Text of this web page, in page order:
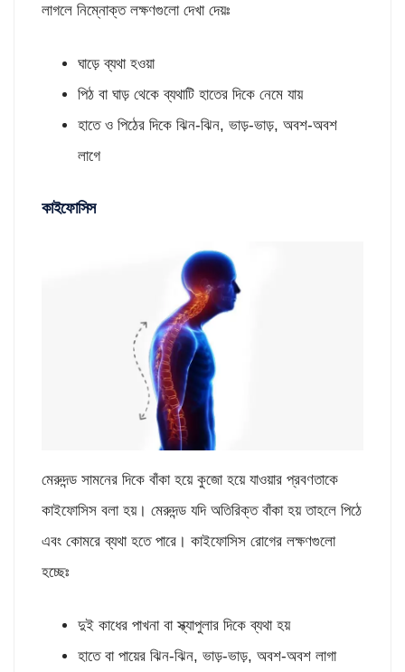
লাগলে নিম্নোক্ত লক্ষণগুলো দেখা দেয়ঃ
ঘাড়ে ব্যথা হওয়া
পিঠ বা ঘাড় থেকে ব্যথাটি হাতের দিকে নেমে যায়
হাতে ও পিঠের দিকে ঝিন-ঝিন, ভাড়-ভাড়, অবশ-অবশ
লাগে
কাইফোসিস
মেরুদন্ড সামনের দিকে বাঁকা হয়ে কুজো হয়ে যাওয়ার প্রবণতাকে
কাইফোসিস বলা হয়। মেরুদন্ড যদি অতিরিক্ত বাঁকা হয় তাহলে পিঠে
এবং কোমরে ব্যথা হতে পারে। কাইফোসিস রোগের লক্ষণগুলো
হচ্ছেঃ
দুই কাধের পাখনা বা স্ক্যাপুলার দিকে ব্যথা হয়
হাতে বা পায়ের ঝিন-ঝিন, ভাড়-ভাড়, অবশ-অবশ লাগা